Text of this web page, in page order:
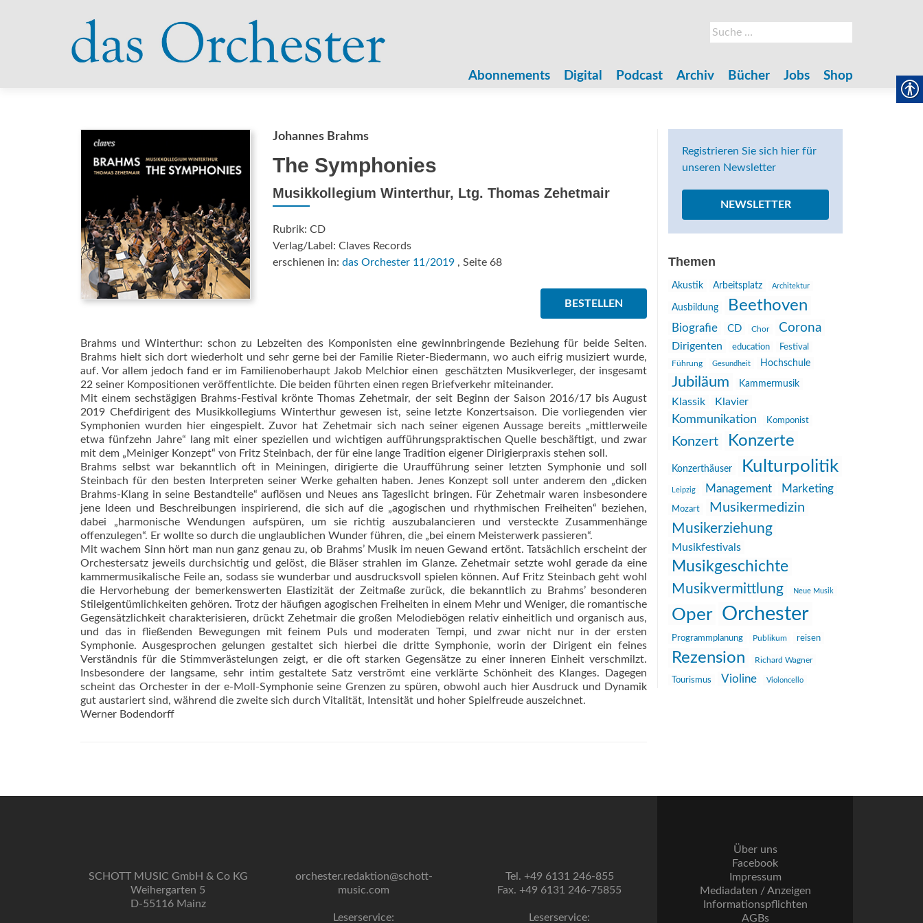
Suche
nach:
Abonnements Digital Podcast Archiv Bücher Jobs Shop
Johannes Brahms
The Symphonies
Musikkollegium Winterthur, Ltg. Thomas Zehetmair
Rubrik: CD
Verlag/Label: Claves Records
erschienen in: das Orchester 11/2019, Seite 68
BESTELLEN
Brahms und Winterthur: schon zu Lebzeiten des Komponisten eine gewinnbringende Beziehung für beide Seiten.
Brahms hielt sich dort wiederholt und sehr gerne bei der Familie Rieter-Biedermann, wo auch eifrig musiziert wurde,
auf. Vor allem jedoch fand er im Familienoberhaupt Jakob Melchior einen geschätzten Musikverleger, der insgesamt
22 seiner Kompositionen veröffentlichte. Die beiden führten einen regen Briefverkehr miteinander.
Mit einem sechstägigen Brahms-Festival krönte Thomas Zehetmair, der seit Beginn der Saison 2016/17 bis August
2019 Chefdirigent des Musikkollegiums Winterthur gewesen ist, seine letzte Konzertsaison. Die vorliegenden vier
Symphonien wurden hier eingespielt. Zuvor hat Zehetmair sich nach seiner eigenen Aussage bereits „mittlerweile
etwa fünfzehn Jahre“ lang mit einer speziellen und wichtigen aufführungspraktischen Quelle beschäftigt, und zwar
mit dem „Meiniger Konzept“ von Fritz Steinbach, der für eine lange Tradition eigener Dirigierpraxis stehen soll.
Brahms selbst war bekanntlich oft in Meiningen, dirigierte die Uraufführung seiner letzten Symphonie und soll
Steinbach für den besten Interpreten seiner Werke gehalten haben. Jenes Konzept soll unter anderem den „dicken
Brahms-Klang in seine Bestandteile“ auflösen und Neues ans Tageslicht bringen. Für Zehetmair waren insbesondere
jene Ideen und Beschreibungen inspirierend, die sich auf die „agogischen und rhythmischen Freiheiten“ beziehen,
dabei „harmonische Wendungen aufspüren, um sie richtig auszubalancieren und versteckte Zusammenhänge
offenzulegen“. Er wollte so durch die unglaublichen Wunder führen, die „bei einem Meisterwerk passieren“.
Mit wachem Sinn hört man nun ganz genau zu, ob Brahms’ Musik im neuen Gewand ertönt. Tatsächlich erscheint der
Orchestersatz jeweils durchsichtig und gelöst, die Bläser strahlen im Glanze. Zehetmair setzte wohl gerade da eine
kammermusikalische Feile an, sodass sie wunderbar und ausdrucksvoll spielen können. Auf Fritz Steinbach geht wohl
die Hervorhebung der bemerkenswerten Elastizität der Zeitmaße zurück, die bekanntlich zu Brahms’ besonderen
Stileigentümlichkeiten gehören. Trotz der häufigen agogischen Freiheiten in einem Mehr und Weniger, die romantische
Gegensätzlichkeit charakterisieren, drückt Zehetmair die großen Melodiebögen relativ einheitlich und organisch aus,
und das in fließenden Bewegungen mit feinem Puls und moderaten Tempi, und zwar nicht nur in der ersten
Symphonie. Ausgesprochen gelungen gestaltet sich hierbei die dritte Symphonie, worin der Dirigent ein feines
Verständnis für die Stimmverästelungen zeigt, er die oft starken Gegensätze zu einer inneren Einheit verschmilzt.
Insbesondere der langsame, sehr intim gestaltete Satz verströmt eine verklärte Schönheit des Klanges. Dagegen
scheint das Orchester in der e-Moll-Symphonie seine Grenzen zu spüren, obwohl auch hier Ausdruck und Dynamik
gut austariert sind, während die zweite sich durch Vitalität, Intensität und hoher Spielfreude auszeichnet.
Werner Bodendorff
Registrieren Sie sich hier für
unseren Newsletter
NEWSLETTER
Themen
Akustik Arbeitsplatz Architektur
Ausbildung Beethoven
Biografie CD Chor Corona
Dirigenten education
Festival
Führung
Gesundheit Hochschule
Jubiläum Kammermusik
Klassik Klavier
Kommunikation Komponist
Konzert Konzerte
Konzerthäuser Kulturpolitik
Leipzig Management Marketing
Mozart Musikermedizin
Musikerziehung
Musikfestivals
Musikgeschichte
Musikvermittlung Neue Musik
Oper Orchester
Programmplanung Publikum reisen
Rezension Richard Wagner
Tourismus Violine Violoncello
SCHOTT MUSIC GmbH & Co KG
Weihergarten 5
D-55116 Mainz
orchester.redaktion@schott-
music.com
Leserservice:
Tel. +49 6131 246-855
Fax. +49 6131 246-75855
Leserservice:
Über uns
Facebook
Impressum
Mediadaten / Anzeigen
Informationspflichten
AGBs